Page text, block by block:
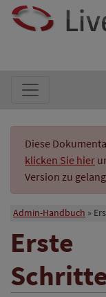
Diese
klicken Sie hier
Version zu
Admin-Handbuch
Erste
Schritte